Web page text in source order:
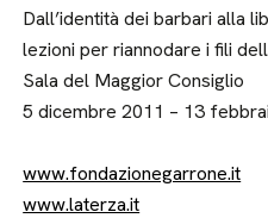
Dall’identità dei barbari alla
lezioni per riannodare i fili
Sala del Maggior Consiglio
5 dicembre 2011 – 13
www.fondazionegarrone.it
www.laterza.it